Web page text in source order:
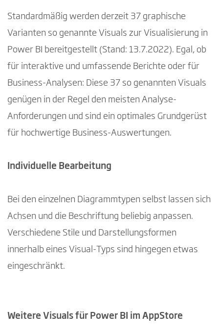
Standardmäßig werden derzeit 37 graphische
Varianten so genannte Visuals zur Visualisierung in
Power BI bereitgestellt (Stand: 13.7.2022). Egal, ob
für interaktive und umfassende Berichte oder für
Business-Analysen: Diese 37 so genannten Visuals
genügen in der Regel den meisten Analyse-
Anforderungen und sind ein optimales Grundgerüst
für hochwertige Business-Auswertungen.
Individuelle Bearbeitung
Bei den einzelnen Diagrammtypen selbst lassen sich
Achsen und die Beschriftung beliebig anpassen.
Verschiedene Stile und Darstellungsformen
innerhalb eines Visual-Typs sind hingegen etwas
eingeschränkt.
Weitere Visuals für Power BI im AppStore